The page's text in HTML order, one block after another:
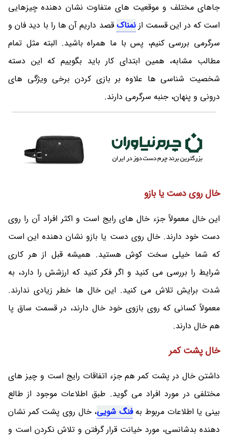
جاهای مختلف و موقعیت های متفاوت نشان دهنده چیزهایی
است که در این قسمت ازنمناک قصد داریم آن ها را با دید فان و
سرگرمی بررسی کنیم، پس با ما همراه باشید. البته مثل تمام
مطالب مشابه، همین ابتدای کار باید بگوییم که این دسته
شخصیت شناسی ها علاوه بر بازی کردن برخی ویژگی های
درونی و پنهان، جنبه سرگرمی دارند.
خال روی دست یا بازو
این خال معمولاً جزء خال های رایج است و اکثر افراد آن را روی
دست خود دارند. خال روی دست یا بازو نشان دهنده این است
که شما خیلی سخت کوش هستید. همیشه قبل از هر کاری
شرایط را بررسی می‌ کنید و اگر فکر کنید که ارزشش را دارد، به
شدت برایش تلاش می کنید. این خال ها خطر زیادی ندارند.
معمولاً کسانی که روی بازوی خود خال دارند، در قسمت ساق پا
هم خال دارند.
خال پشت کمر
داشتن خال در پشت کمر هم جزء اتفاقات رایج است و چیز های
مختلفی در مورد افراد می‌ گوید. طبق اطلاعات موجود از طالع
بینی یا اطلاعات مربوط بهفنگ شویی، خال روی پشت کمر نشان
‌دهنده بدشانسی، مورد خیانت قرار گرفتن و تلاش نکردن است و